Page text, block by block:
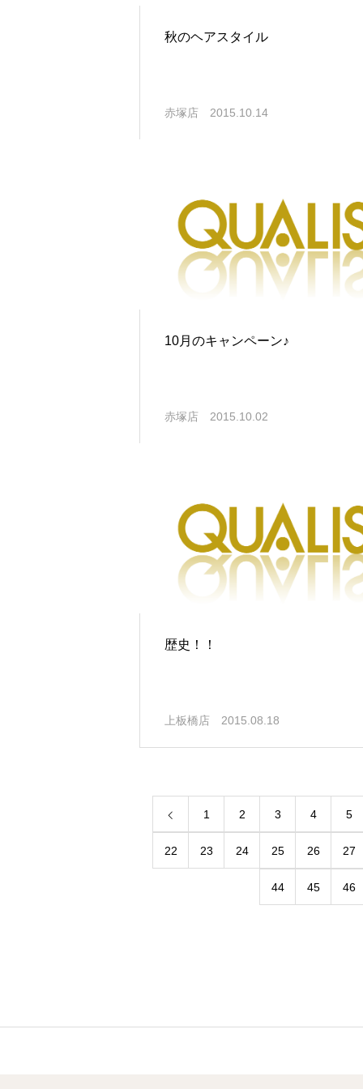
秋のヘアスタイル
赤塚店 2015.10.14
10月のキャンペーン♪
赤塚店 2015.10.02
歴史！！
上板橋店 2015.08.18
1 2 3 4 5
22 23 24 25 26 27
44 45 46